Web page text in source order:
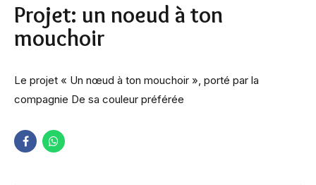
Projet: un noeud à ton
mouchoir
Le projet « Un nœud à ton mouchoir », porté par la
compagnie De sa couleur préférée